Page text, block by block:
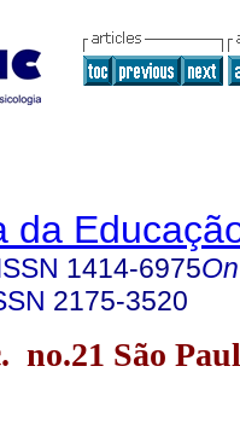
da
1414-6975
2175-3520
no.21 São